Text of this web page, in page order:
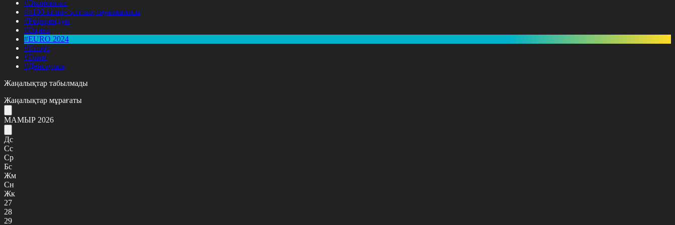
#Экономика
#«100 кітап» ұлттық сауалнамасы
#Референдум
#Оқиға
#EURO 2024
#Спорт
#Әлем
#Денсаулық
Жаңалықтар табылмады
Жаңалықтар мұрағаты
МАМЫР 2026
Дс
Сс
Ср
Бс
Жм
Сн
Жк
27
28
29